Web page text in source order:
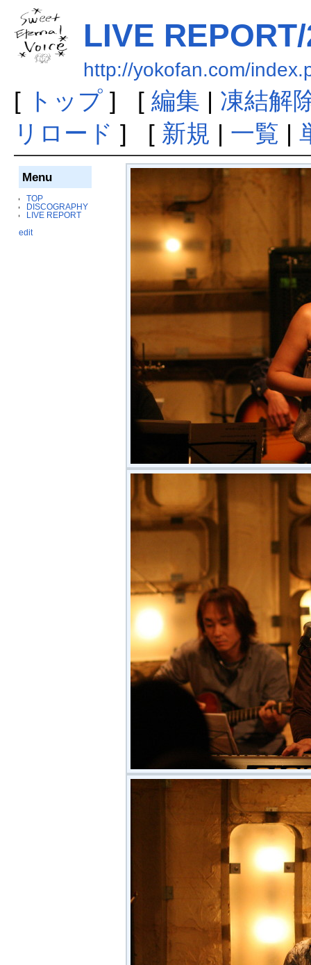
LIVE
http://yokofan.com/
[ トップ] [ 編集 | 凍結解
リロード ] [ 新規 | 一覧 |
Menu
TOP
DISCOGRAPHY
LIVE REPORT
edit